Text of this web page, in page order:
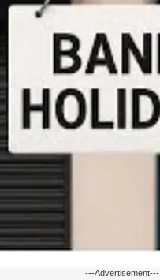
---Advertisement---